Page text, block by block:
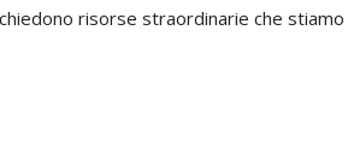
risorse straordinarie che stiamo